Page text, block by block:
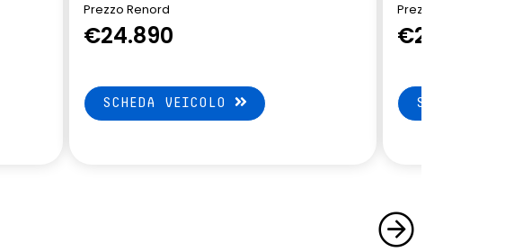
Prezzo Renord
€24.890
SCHEDA VEICOLO
Prezzo Renord
€24.890
SCHEDA